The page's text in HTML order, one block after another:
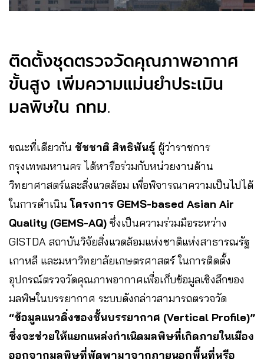
ติดตั้งชุดตรวจวัดคุณภาพอากาศ
ขั้นสูง เพิ่มความแม่นยำประเมิน
มลพิษใน กทม.
ขณะที่เดียวกัน ชัชชาติ สิทธิพันธุ์ ผู้ว่าราชการ
กรุงเทพมหานคร ได้หารือร่วมกับหน่วยงานด้าน
วิทยาศาสตร์และสิ่งแวดล้อม เพื่อพิจารณาความเป็นไปได้
ในการดำเนิน โครงการ GEMS-based Asian Air
Quality (GEMS-AQ) ซึ่งเป็นความร่วมมือระหว่าง
GISTDA สถาบันวิจัยสิ่งแวดล้อมแห่งชาติแห่งสาธารณรัฐ
เกาหลี และมหาวิทยาลัยเกษตรศาสตร์ ในการติดตั้ง
อุปกรณ์ตรวจวัดคุณภาพอากาศเพื่อเก็บข้อมูลเชิงลึกของ
มลพิษในบรรยากาศ ระบบดังกล่าวสามารถตรวจวัด
“ข้อมูลแนวดิ่งของชั้นบรรยากาศ (Vertical Profile)”
ซึ่งจะช่วยให้แยกแหล่งกำเนิดมลพิษที่เกิดภายในเมือง
ออกจากมลพิษที่พัดพามาจากภายนอกพื้นที่หรือ